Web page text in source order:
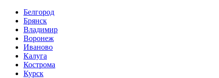
Белгород
Брянск
Владимир
Воронеж
Иваново
Калуга
Кострома
Курск